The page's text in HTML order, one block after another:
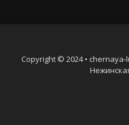
Copyright © 2024 •